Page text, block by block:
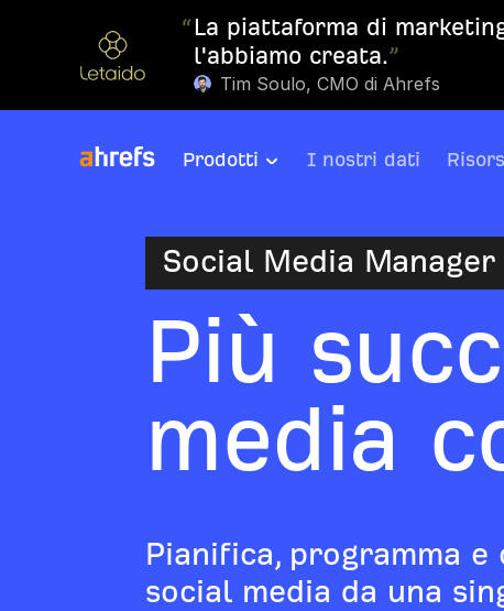
“La piattaforma di
l'abbiamo creata.”
Tim Soulo, CMO di Ahrefs
Prodotti I nostri dati
Social Media Manager
Più
media
Pianifica, programma
social media da una